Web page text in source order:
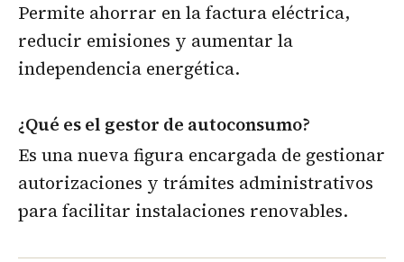
Permite ahorrar en la factura eléctrica,
reducir emisiones y aumentar la
independencia energética.
¿Qué es el gestor de autoconsumo?
Es una nueva figura encargada de gestionar
autorizaciones y trámites administrativos
para facilitar instalaciones renovables.